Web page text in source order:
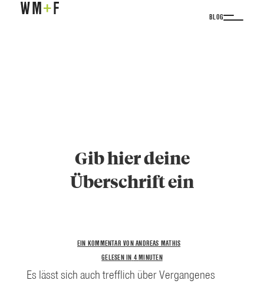
BLOG
Gib hier deine
Überschrift ein
EIN KOMMENTAR VON ANDREAS MATHIS
GELESEN IN 4 MINUTEN
Es lässt sich auch trefflich über Vergangenes